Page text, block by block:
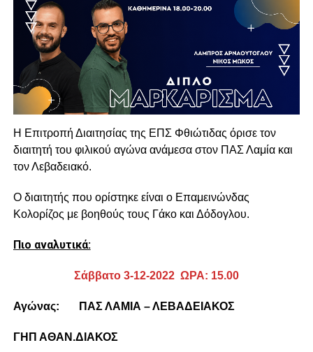
Η Επιτροπή Διαιτησίας της ΕΠΣ Φθιώτιδας όρισε τον
διαιτητή του φιλικού αγώνα ανάμεσα στον ΠΑΣ Λαμία και
τον Λεβαδειακό.
Ο διαιτητής που ορίστηκε είναι ο Επαμεινώνδας
Κολορίζος με βοηθούς τους Γάκο και Δόδογλου.
Πιο αναλυτικά:
Σάββατο 3-12-2022 ΩΡΑ: 15.00
Αγώνας: ΠΑΣ ΛΑΜΙΑ – ΛΕΒΑΔΕΙΑΚΟΣ
ΓΗΠ ΑΘΑΝ.ΔΙΑΚΟΣ